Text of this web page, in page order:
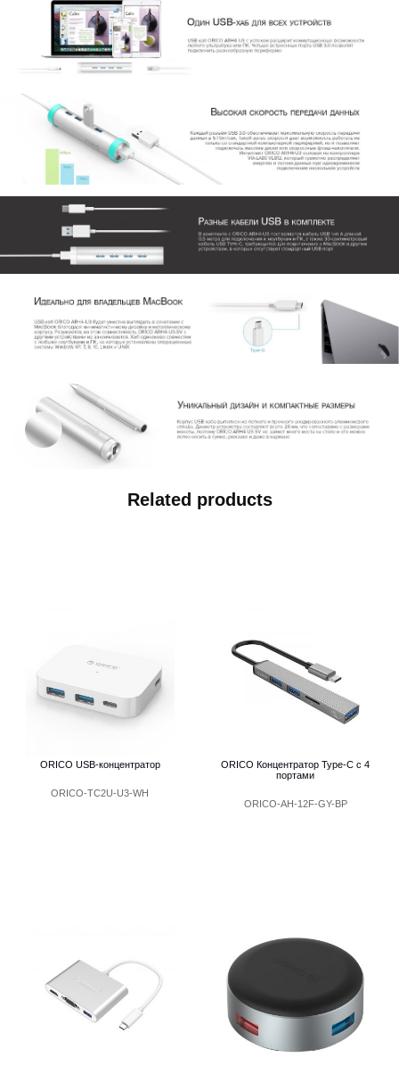
Related products
ORICO USB-концентратор
ORICO-TC2U-U3-WH
ORICO Концентратор Type-C с 4
портами
ORICO-AH-12F-GY-BP